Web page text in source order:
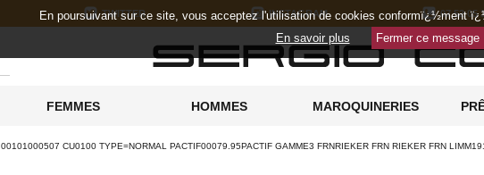
TWITTER INSTAGRAM 07 52 05
FEMMES HOMMES MAROQUINERIES
00101000507 CU0100 TYPE=NORMAL PACTIF00079.95PACTIF GAMME3 FRNRIEKER FRN RIEKER FRN
En poursuivant sur ce site, vous acceptez l'utilisation de cookies conformï¿½ment
En savoir plus
Fermer ce message